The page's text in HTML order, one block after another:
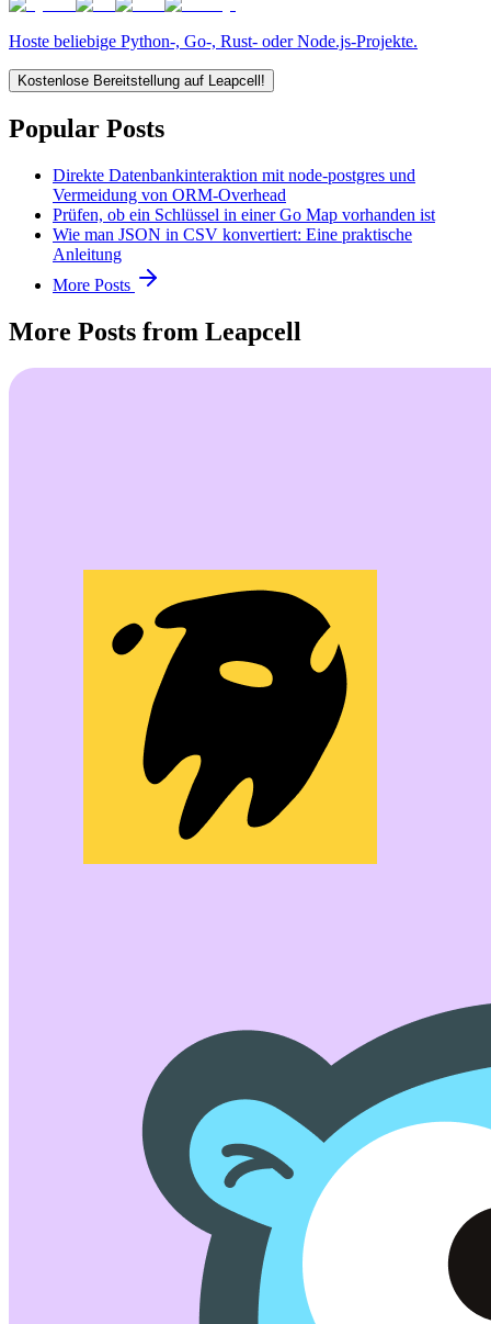
Hoste beliebige Python-, Go-, Rust- oder Node.js-Projekte.
Kostenlose Bereitstellung auf Leapcell!
Popular Posts
Direkte Datenbankinteraktion mit node-postgres und
Vermeidung von ORM-Overhead
Prüfen, ob ein Schlüssel in einer Go Map vorhanden ist
Wie man JSON in CSV konvertiert: Eine praktische
Anleitung
More Posts
More Posts from Leapcell